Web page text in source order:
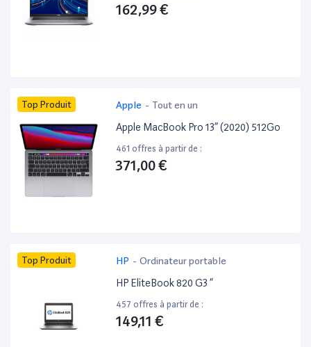
162,99 €
Top Produit Apple - Tout en un
Apple MacBook Pro 13” (2020) 512Go
461 offres à partir de :
371,00 €
Top Produit HP - Ordinateur portable
HP EliteBook 820 G3 ”
457 offres à partir de :
149,11 €